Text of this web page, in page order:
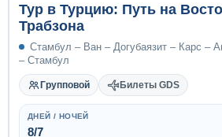
Тур в Турцию: Путь на
Трабзона
Стамбул – Ван – Догубаязит – Карс –
– Стамбул
Групповой Билеты GDS
ДНЕЙ / НОЧЕЙ
8/7